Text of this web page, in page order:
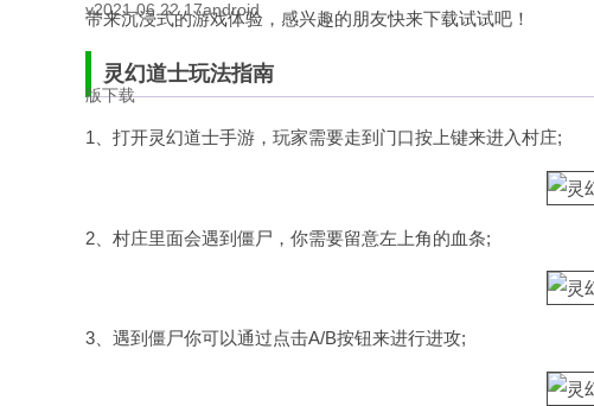
带来沉浸式的游戏体验，感兴趣的朋友快来下载试试吧！
灵幻道士玩法指南
1、打开灵幻道士手游，玩家需要走到门口按上键来进入村庄;
2、村庄里面会遇到僵尸，你需要留意左上角的血条;
3、遇到僵尸你可以通过点击A/B按钮来进行进攻;